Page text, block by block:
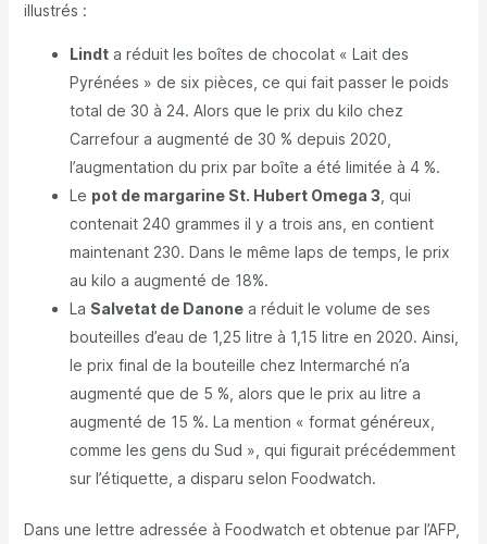
illustrés :
Lindta réduit les boîtes de chocolat « Lait des
Pyrénées » de six pièces, ce qui fait passer le poids
total de 30 à 24. Alors que le prix du kilo chez
Carrefour a augmenté de 30 % depuis 2020,
l’augmentation du prix par boîte a été limitée à 4 %.
Le pot de margarine St. Hubert Omega 3 , qui
contenait 240 grammes il y a trois ans, en contient
maintenant 230. Dans le même laps de temps, le prix
au kilo a augmenté de 18%.
La Salvetat de Danonea réduit le volume de ses
bouteilles d’eau de 1,25 litre à 1,15 litre en 2020. Ainsi,
le prix final de la bouteille chez Intermarché n’a
augmenté que de 5 %, alors que le prix au litre a
augmenté de 15 %. La mention « format généreux,
comme les gens du Sud », qui figurait précédemment
sur l’étiquette, a disparu selon Foodwatch.
Dans une lettre adressée à Foodwatch et obtenue par l’AFP,